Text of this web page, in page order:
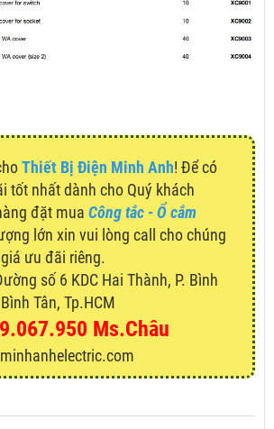
Thiết Bị Điện Minh Anh! Để có
tốt nhất dành cho Quý khách
đặt mua Công tắc - Ổ cắm
lớn xin vui lòng call cho chúng
ưu đãi riêng.
số 6 KDC Hai Thành, P. Bình
Tân, Tp.HCM
Ms.Châu